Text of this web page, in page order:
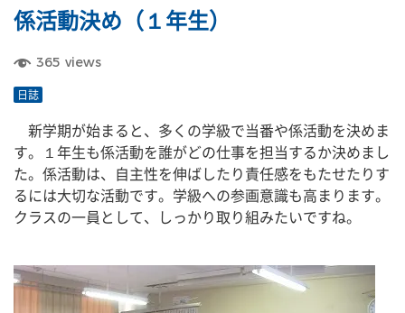
係活動決め（１年生）
365 views
日誌
新学期が始まると、多くの学級で当番や係活動を決めま
す。１年生も係活動を誰がどの仕事を担当するか決めまし
た。係活動は、自主性を伸ばしたり責任感をもたせたりす
るには大切な活動です。学級への参画意識も高まります。
クラスの一員として、しっかり取り組みたいですね。